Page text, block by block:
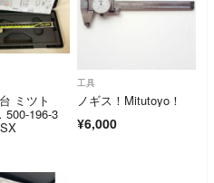
ミツト
500-196-3
工具
ノギス！Mitutoyo！
¥6,000